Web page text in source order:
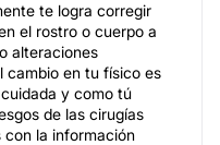
te logra corregir
el rostro o cuerpo a
alteraciones
cambio en tu físico es
y como tú
de las cirugías
la información